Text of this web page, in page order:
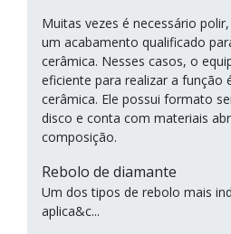
Muitas vezes é necessário
um acabamento qualificado
cerâmica. Nesses casos, o
eficiente para realizar a função
cerâmica. Ele possui formato
disco e conta com materiais
composição.
Rebolo de diamante
Um dos tipos de rebolo mais
aplica&c...